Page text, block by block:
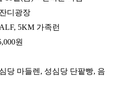
디광장
5KM 가족런
원
당 마들렌, 성심당 단팥빵, 음